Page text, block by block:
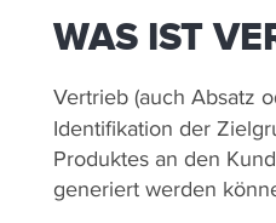
WAS IST
Vertrieb (auch Absatz
Identifikation der
Produktes an den
generiert werden